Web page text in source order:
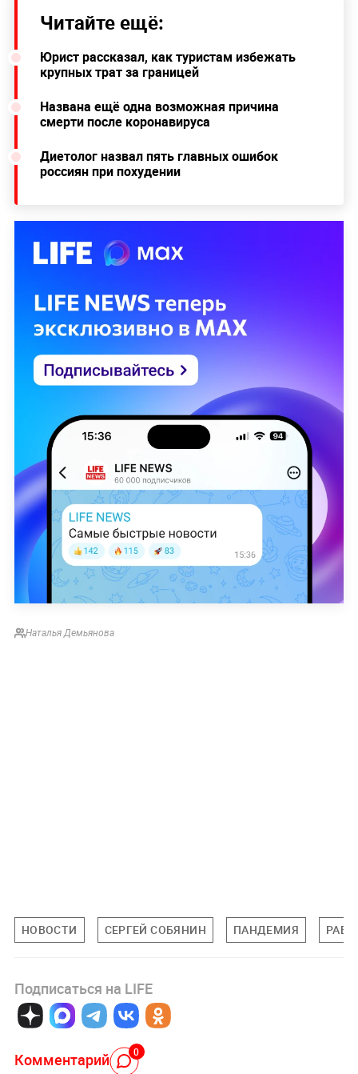
Читайте ещё:
Юрист рассказал, как туристам избежать
крупных трат за границей
Названа ещё одна возможная причина
смерти после коронавируса
Диетолог назвал пять главных ошибок
россиян при похудении
Наталья Демьянова
НОВОСТИ СЕРГЕЙ СОБЯНИН ПАНДЕМИЯ
Подписаться на LIFE
Комментарий 0